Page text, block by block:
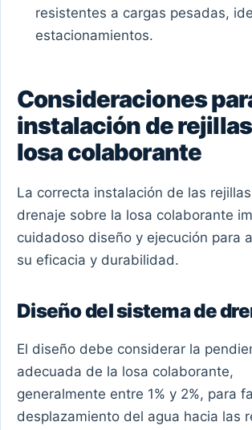
resistentes a cargas pesadas,
estacionamientos.
Consideraciones
instalación de
losa colaborante
La correcta instalación de las
drenaje sobre la losa colaborante
cuidadoso diseño y ejecución para
su eficacia y durabilidad.
Diseño del sistema de
El diseño debe considerar la
adecuada de la losa colaborante,
generalmente entre 1% y 2%, para
desplazamiento del agua hacia las